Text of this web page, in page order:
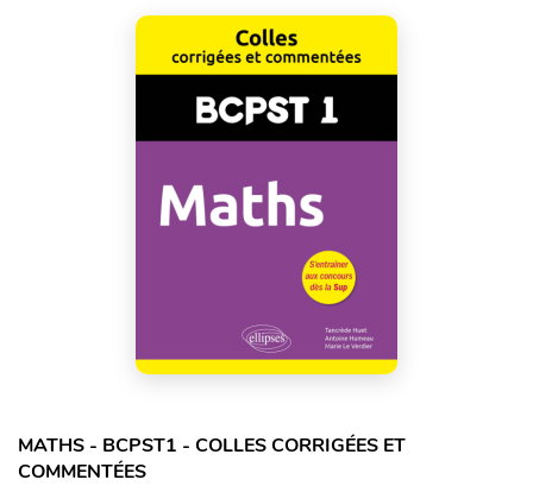
MATHS - BCPST1 - COLLES CORRIGÉES ET
COMMENTÉES